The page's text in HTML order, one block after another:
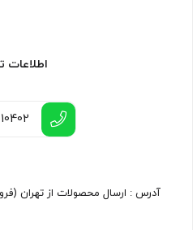
اطلاعات
آدرس : ارسال محصولات از تهران